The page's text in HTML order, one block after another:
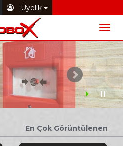
Üyelik
En Çok Görüntülenen